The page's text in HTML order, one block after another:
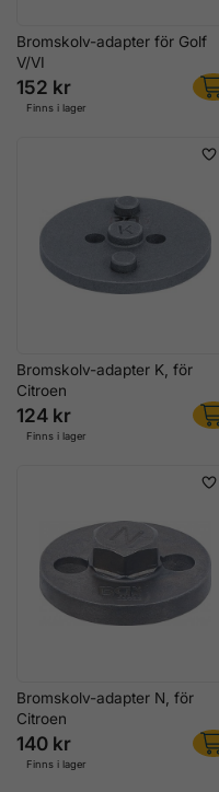
Bromskolv-adapter för Golf
V/VI
152 kr
Finns i lager
Bromskolv-adapter K, för
Citroen
124 kr
Finns i lager
Bromskolv-adapter N, för
Citroen
140 kr
Finns i lager